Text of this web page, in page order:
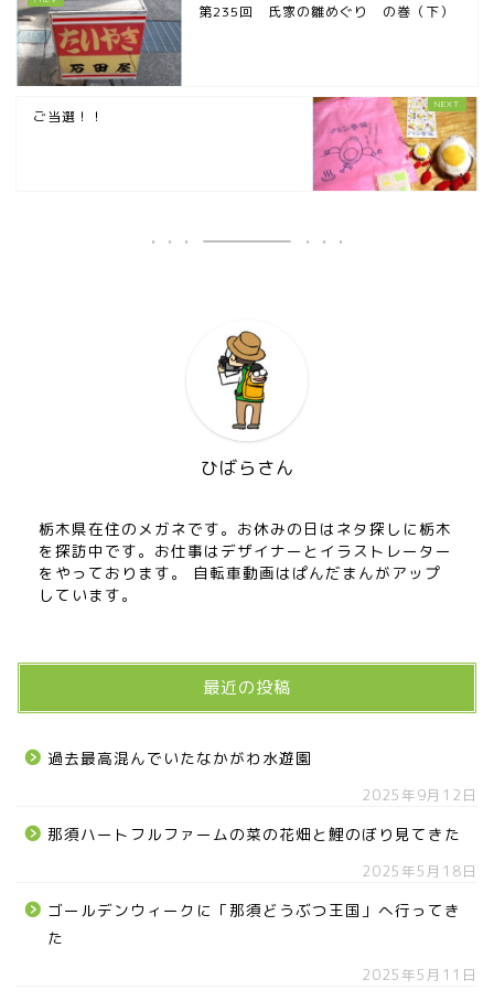
第235回 氏家の雛めぐり の巻（下）
ご当選！！
ひばらさん
栃木県在住のメガネです。お休みの日はネタ探しに栃木
を探訪中です。お仕事はデザイナーとイラストレーター
をやっております。 自転車動画はぱんだまんがアップ
しています。
最近の投稿
過去最高混んでいたなかがわ水遊園
2025年9月12日
那須ハートフルファームの菜の花畑と鯉のぼり見てきた
2025年5月18日
ゴールデンウィークに「那須どうぶつ王国」へ行ってき
た
2025年5月11日